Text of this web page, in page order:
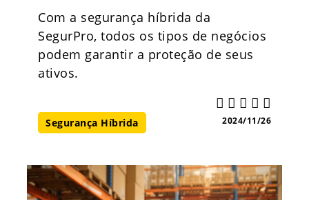
Com a segurança híbrida da
SegurPro, todos os tipos de negócios
podem garantir a proteção de seus
ativos.
Segurança Híbrida 2024/11/26